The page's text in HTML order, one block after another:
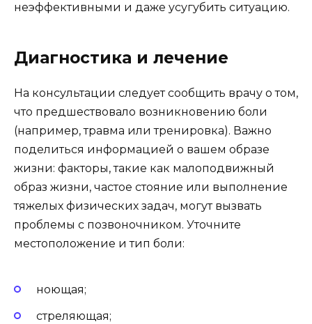
неэффективными и даже усугубить ситуацию.
Диагностика и лечение
На консультации следует сообщить врачу о том,
что предшествовало возникновению боли
(например, травма или тренировка). Важно
поделиться информацией о вашем образе
жизни: факторы, такие как малоподвижный
образ жизни, частое стояние или выполнение
тяжелых физических задач, могут вызвать
проблемы с позвоночником. Уточните
местоположение и тип боли:
ноющая;
стреляющая;